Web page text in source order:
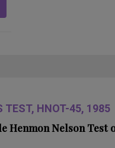
TEST, HNOT-45, 1985
Henmon Nelson